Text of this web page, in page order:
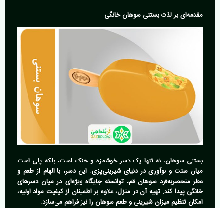
مقدمه‌ای بر لذت بستنی سوهان خانگی
بستنی سوهان، نه تنها یک دسر خوشمزه و خنک است، بلکه پلی است
میان سنت و نوآوری در دنیای شیرینی‌پزی. این دسر، با الهام از طعم و
عطر منحصربه‌فرد سوهان قم، توانسته جایگاه ویژه‌ای در میان دسرهای
خانگی پیدا کند. تهیه آن در منزل، علاوه بر اطمینان از کیفیت مواد اولیه،
امکان تنظیم میزان شیرینی و طعم سوهان را نیز فراهم می‌سازد.